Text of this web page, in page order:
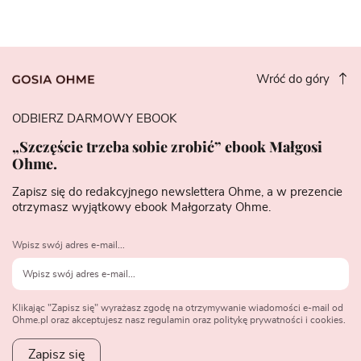
Wróć do góry
ODBIERZ DARMOWY EBOOK
„Szczęście trzeba sobie zrobić” ebook Małgosi
Ohme.
Zapisz się do redakcyjnego newslettera Ohme, a w prezencie
otrzymasz wyjątkowy ebook Małgorzaty Ohme.
Wpisz swój adres e-mail...
Klikając "Zapisz się" wyrażasz zgodę na otrzymywanie wiadomości e-mail od
Ohme.pl oraz akceptujesz nasz regulamin oraz politykę prywatności i cookies.
Zapisz się